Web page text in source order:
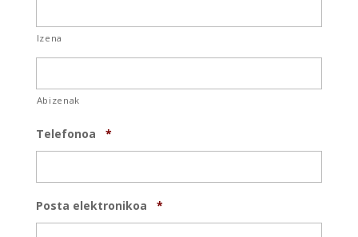
Izena
Abizenak
Telefonoa *
Posta elektronikoa *